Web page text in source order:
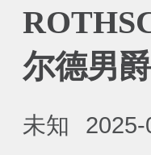
尔德男
未知